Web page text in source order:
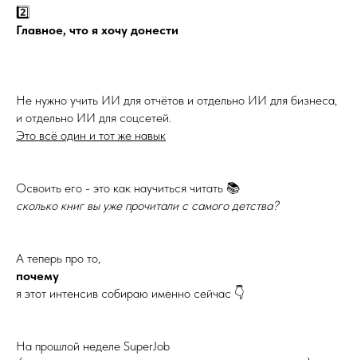
2️⃣
Главное, что я хочу донести
Не нужно учить ИИ для отчётов и отдельно ИИ для бизнеса,
и отдельно ИИ для соцсетей.
Это всё один и тот же навык
Освоить его - это как научиться читать 📚
сколько книг вы уже прочитали с самого детства?
А теперь про то,
почему
я этот интенсив собираю именно сейчас 👇
На прошлой неделе SuperJob